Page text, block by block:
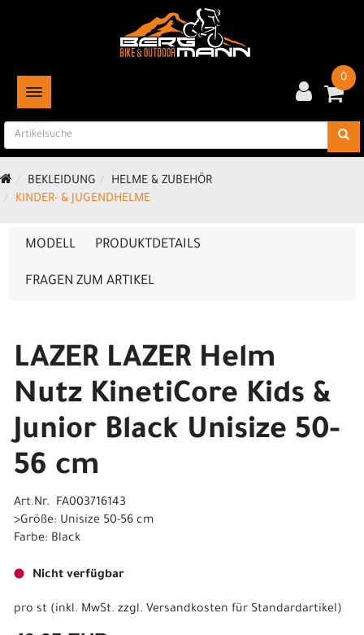
TOGGLE NAVIGATION
0
BEKLEIDUNG
HELME & ZUBEHÖR
KINDER- & JUGENDHELME
MODELL PRODUKTDETAILS
FRAGEN ZUM ARTIKEL
LAZER LAZER Helm
Nutz KinetiCore Kids &
Junior Black Unisize 50-
56 cm
Art.Nr. FA003716143
>Größe: Unisize 50-56 cm
Farbe: Black
Nicht verfügbar
pro st (inkl. MwSt. zzgl. Versandkosten für Standardartikel)